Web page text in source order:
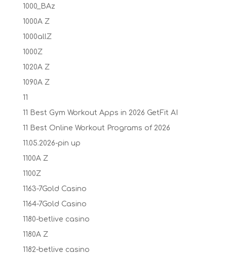
1000_BAz
1000A Z
1000allZ
1000Z
1020A Z
1090A Z
11
11 Best Gym Workout Apps in 2026 GetFit AI
11 Best Online Workout Programs of 2026
11.05.2026-pin up
1100A Z
1100Z
1163-7Gold Casino
1164-7Gold Casino
1180-betlive casino
1180A Z
1182-betlive casino